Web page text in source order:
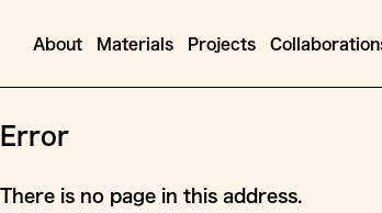
Content
About Materials Projects
Error
There is no page in this address.